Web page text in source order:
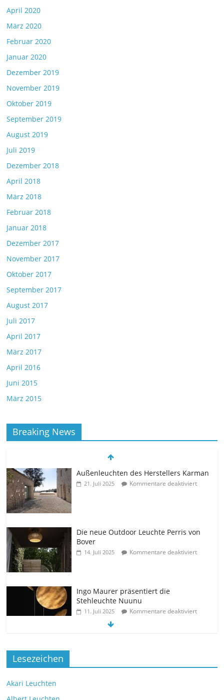
April 2020
März 2020
Februar 2020
Januar 2020
Dezember 2019
November 2019
Oktober 2019
September 2019
August 2019
Juli 2019
Dezember 2018
April 2018
März 2018
Februar 2018
Januar 2018
Dezember 2017
November 2017
Oktober 2017
September 2017
August 2017
Juli 2017
April 2017
März 2017
April 2016
Juni 2015
März 2015
Breaking News
Außenleuchten des Herstellers Karman
21. Juli 2025 Kommentare deaktiviert
Die neue Outdoor Leuchte Perris von
Bover
14. Juli 2025 Kommentare deaktiviert
Ingo Maurer präsentiert die
Stehleuchte Nuunu
11. Juli 2025 Kommentare deaktiviert
9. Juli 2025 Kommentare deaktiviert
Lesezeichen
Akari Leuchten